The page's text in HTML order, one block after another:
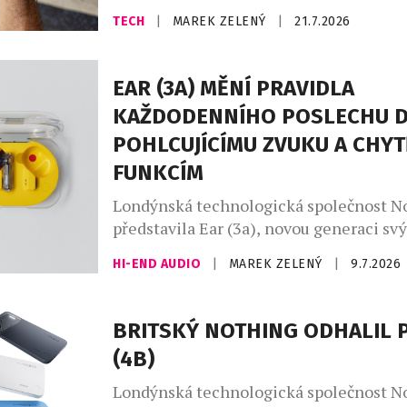
opačnou filozofií. Nový CIRQA Smart
Nenarušuje soustředění při sportu ani
přesto nepřetržitě sleduje zdravotní
i fyzickou kondici. Všechna data se […]
TECH MAREK ZELENÝ 21.7.2026
EAR (3A) MĚNÍ PRAVIDLA
KAŽDODENNÍHO POSLECHU
POHLCUJÍCÍMU ZVUKU A
FUNKCÍM
Londýnská technologická společnost
představila Ear (3a), novou generaci
do hravé produktové řady (a) značky
vlastní osobnosti. Novinka, inspirovaná
hudby a sebevyjádřením, přichází s
paletou barev – vedle černé, bílé a
HI-END AUDIO MAREK ZELENÝ 9.7.2026
BRITSKÝ NOTHING ODHALIL
(4B)
Londýnská technologická společnost